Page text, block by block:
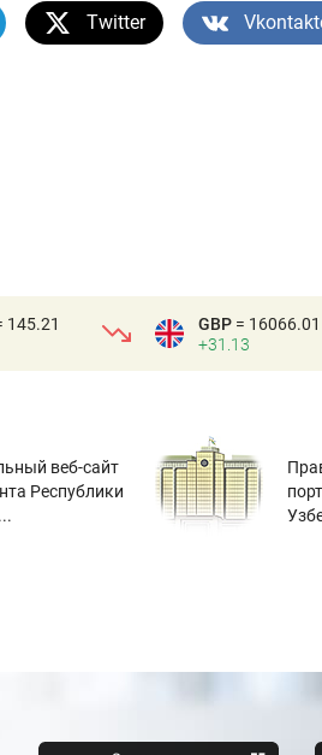
Twitter
145.21
GBP = 16066.01
+31.13
веб-сайт
Республики